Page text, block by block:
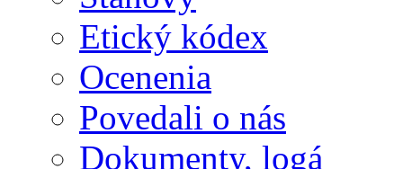
Etický kódex
Ocenenia
Povedali o nás
Dokumenty, logá